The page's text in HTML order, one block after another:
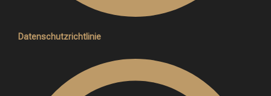
Datenschutzrichtlinie